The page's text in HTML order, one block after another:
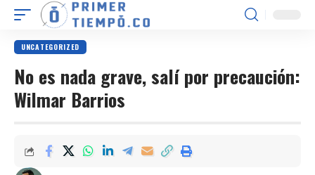
UNCATEGORIZED
No es nada grave, salí por precaución:
Wilmar Barrios